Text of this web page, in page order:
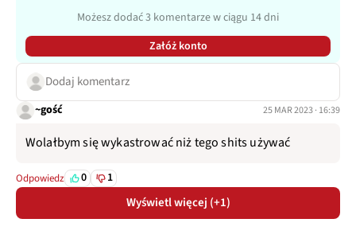
Możesz dodać 3 komentarze w ciągu 14 dni
Załóż konto
Dodaj komentarz
~gość 25 MAR 2023 · 16:39
Wolałbym się wykastrować niż tego shits używać
Odpowiedz 0 1
Wyświetl więcej (+1)